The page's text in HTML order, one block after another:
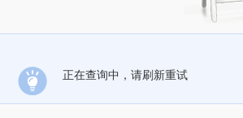
正在查询中，请刷新重试